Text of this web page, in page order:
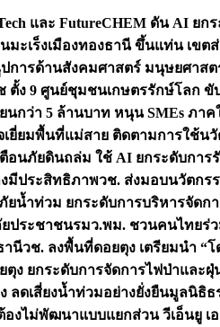
และ FutureCHEM ดัน AI
มะเร็งเมืองทองธานี ขึ้นแท่น เขต
การด้านสังคมศาสตร์ มนุษยศา
ง 9 ศูนย์ชุมชนเกษตรรักษ์โลก ขั
นกว่า 5 ล้านบาท หนุน SMEs ภาค
เยี่ยมพื้นที่แม่สาย ติดตามการใช้
อนภัยดินถล่ม ใช้ AI ยกระดับกา
มีประสิทธิภาพวช. ส่งมอบนวัตกรร
ยน้ำท่วม ยกระดับการบริหารจัด
ประชาชนรมว.พม. ชวนคนไทยร่ว
านีวช. ลงพื้นที่ดอยตุง เตรียมนำ “
ง ยกระดับการจัดการไฟป่าและฝุ่
ลดเสี่ยงน้ำท่วมอย่างยั่งยืนมูลนิธิธ
องไม่พัฒนาแบบแยกส่วน วีเอ็นยู